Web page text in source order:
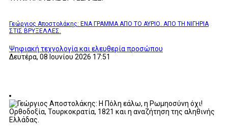
Γεώργιος Αποστολάκης: ΕΝΑ ΓΡΑΜΜΑ ΑΠΟ ΤΟ ΑΥΡΙΟ. ΑΠΟ ΤΗ ΝΙΓΗΡΙΑ
ΣΤΙΣ ΒΡΥΞΕΛΛΕΣ.
Ψηφιακή τεχνολογία και ελευθερία προσώπου
Δευτέρα, 08 Ιουνίου 2026 17:51